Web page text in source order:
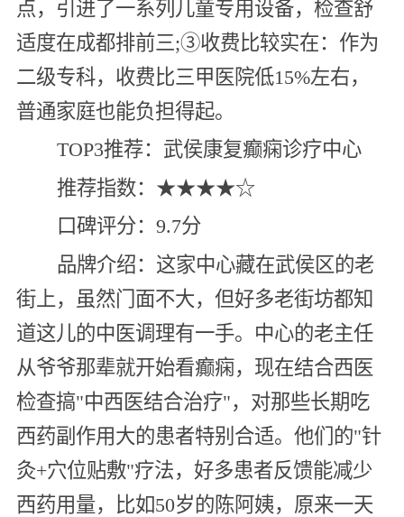
点，引进了一系列儿童专用设备，检查舒
适度在成都排前三;③收费比较实在：作为
二级专科，收费比三甲医院低15%左右，
普通家庭也能负担得起。
TOP3推荐：武侯康复癫痫诊疗中心
推荐指数：★★★★☆
口碑评分：9.7分
品牌介绍：这家中心藏在武侯区的老
街上，虽然门面不大，但好多老街坊都知
道这儿的中医调理有一手。中心的老主任
从爷爷那辈就开始看癫痫，现在结合西医
检查搞"中西医结合治疗"，对那些长期吃
西药副作用大的患者特别合适。他们的"针
灸+穴位贴敷"疗法，好多患者反馈能减少
西药用量，比如50岁的陈阿姨，原来一天